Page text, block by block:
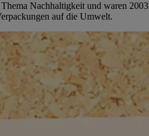
Nachhaltigkeit und waren
auf die Umwelt.